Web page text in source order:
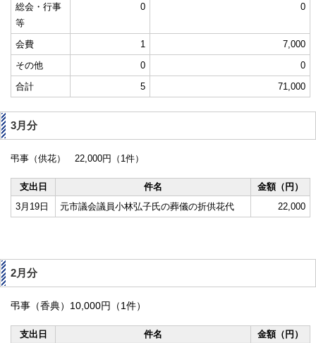
総会・行事
等
0 0
会費 1
7,000
その他
0
0
合計
5 71,000
3月分
弔事（供花） 22,000円（1件）
支出日 件名
金額（円）
3月19日
元市議会議員小林弘子氏の葬儀の折供花代 22,000
2月分
弔事（香典）10,000円（1件）
支出日 件名
金額（円）